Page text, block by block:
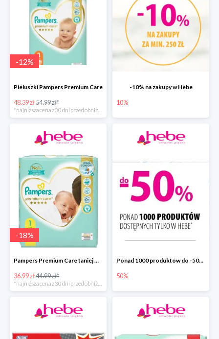
-12%
Pieluszki Pampers Premium Care
48.39 zł54.99 zł*
-10% na zakupy w Hebe
10%
-18%
Pampers Premium Care taniej w hebe.pl
36.99 zł44.99 zł*
*najniższa cena z 30 dni przed obniżką
Ponad 1000 produktów do -50% taniej
50%